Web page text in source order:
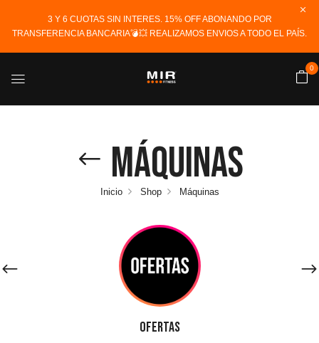
3 Y 6 CUOTAS SIN INTERES. 15% OFF ABONANDO POR
TRANSFERENCIA BANCARIA💣💥 REALIZAMOS ENVIOS A TODO EL PAÍS.
0
Máquinas
Inicio Shop Máquinas
OFERTAS